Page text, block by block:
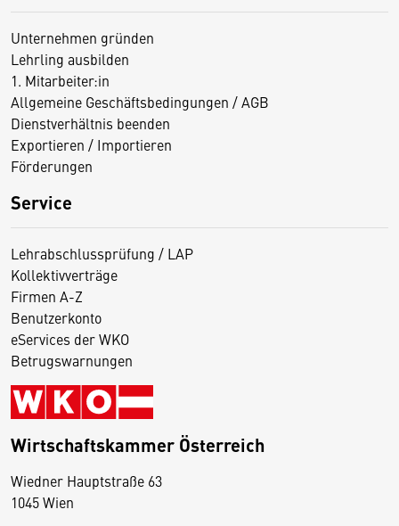
Unternehmen gründen
Lehrling ausbilden
1. Mitarbeiter:in
Allgemeine Geschäftsbedingungen / AGB
Dienstverhältnis beenden
Exportieren / Importieren
Förderungen
Service
Lehrabschlussprüfung / LAP
Kollektivverträge
Firmen A-Z
Benutzerkonto
eServices der WKO
Betrugswarnungen
Wirtschaftskammer Österreich
Wiedner Hauptstraße 63
1045 Wien
D